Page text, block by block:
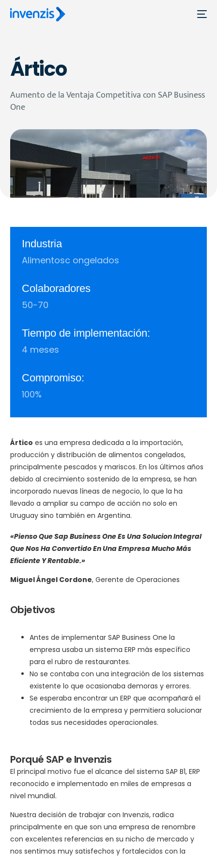
Ártico
Aumento de la Ventaja Competitiva con SAP Business
One
Industria
Alimentosc ongelados
Colaboradores
50-70
Tiempo de implementación:
4 meses
Compromiso:
100%
Ártico es una empresa dedicada a la importación,
producción y distribución de alimentos congelados,
principalmente pescados y mariscos. En los últimos años
debido al crecimiento sostenido de la empresa, se han
incorporado nuevas líneas de negocio, lo que la ha
llevado a ampliar su campo de acción no solo en
Uruguay sino también en Argentina.
«Pienso Que Sap Business One Es Una Solucion Integral
Que Nos Ha Convertido En Una Empresa Mucho Más
Eficiente Y Rentable.»
Miguel Ángel Cordone, Gerente de Operaciones
Objetivos
Antes de implementar SAP Business One la
empresa usaba un sistema ERP más específico
para el rubro de restaurantes.
No se contaba con una integración de los sistemas
existente lo que ocasionaba demoras y errores.
Se esperaba encontrar un ERP que acompañará el
crecimiento de la empresa y permitiera solucionar
todas sus necesidades operacionales.
Porqué SAP e Invenzis
El principal motivo fue el alcance del sistema SAP B1, ERP
reconocido e implementado en miles de empresas a
nivel mundial.
Nuestra decisión de trabajar con Invenzis, radica
principalmente en que son una empresa de renombre
con excelentes referencias en su nicho de mercado y
nos sentimos muy satisfechos y fortalecidos con la